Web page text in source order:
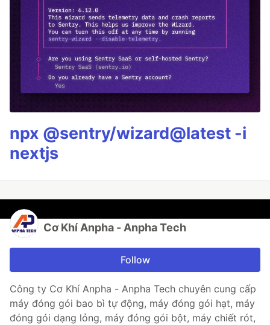
npx @sentry/wizard@latest -i
nextjs
Cơ Khí Anpha - Anpha Tech
Follow
Công ty Cơ Khí Anpha - Anpha Tech chuyên cung cấp
máy đóng gói bao bì tự động, máy đóng gói hạt, máy
đóng gói dạng lỏng, máy đóng gói bột, máy chiết rót,